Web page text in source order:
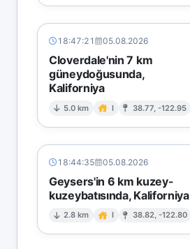
18:47:21 05.08.2026
Cloverdale'nin 7 km
güneydoğusunda,
Kaliforniya
5.0 km I 38.77, -122.95
18:44:35 05.08.2026
Geysers'in 6 km kuzey-
kuzeybatısında, Kaliforniya
2.8 km I 38.82, -122.80